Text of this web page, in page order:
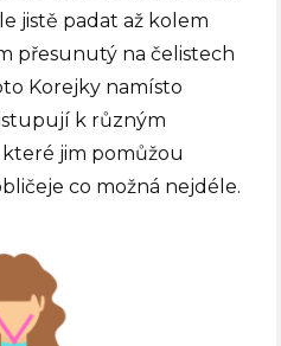
jistě padat až kolem
přesunutý na čelistech
Korejky namísto
k různým
jim pomůžou
co možná nejdéle.